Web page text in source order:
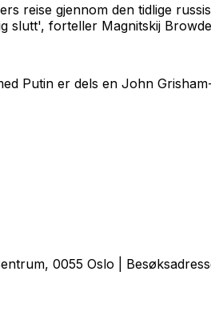
reise gjennom den tidlige
slutt', forteller Magnitskij
Putin er dels en John
0055 Oslo |